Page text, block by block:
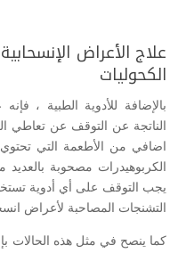
علاج الأعراض
الكحوليات
بالإضافة للأدوية الطبية ،
الناتجة عن التوقف عن
اضافي من الأطعمة التي
الكربوهيدرات مصحوبة بالعديد
يجب التوقف على أي أدوية
التشنجات المصاحبة لأعراض
كما ينصح في مثل هذه الحالات